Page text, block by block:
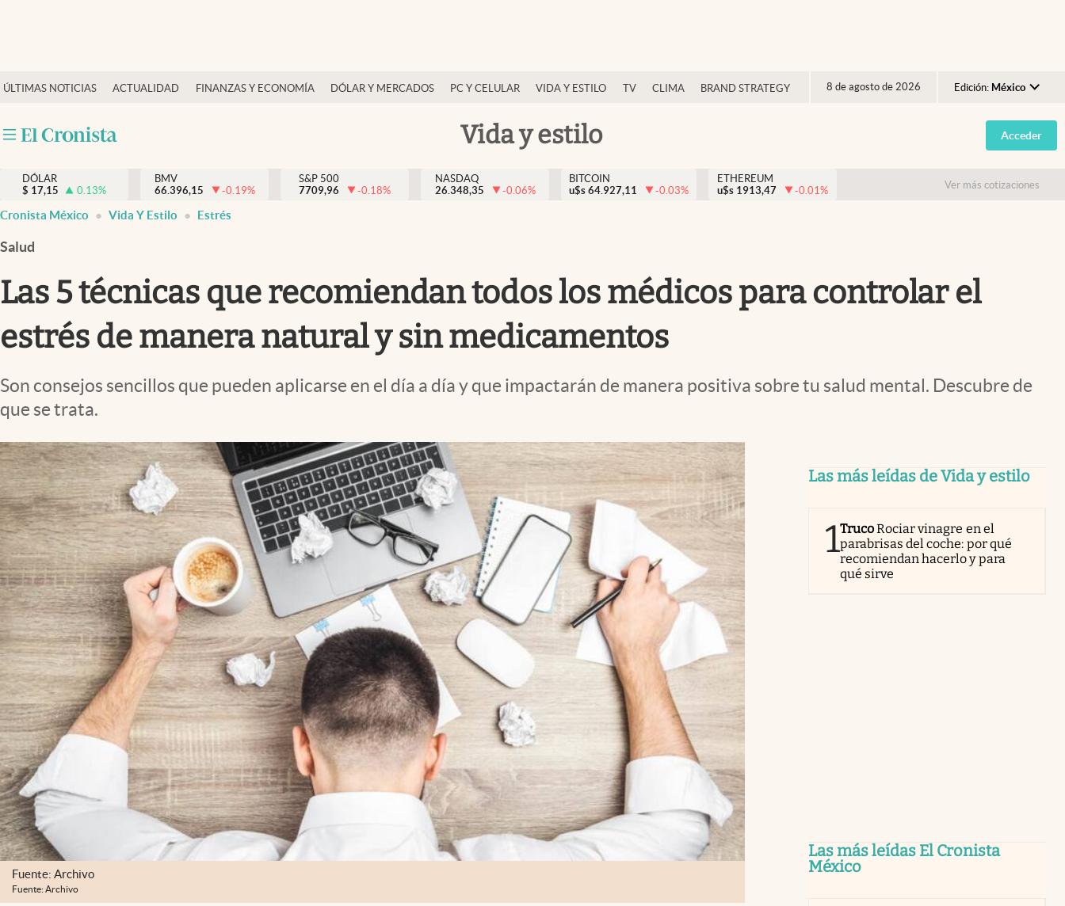
ÚLTIMAS NOTICIAS ACTUALIDAD FINANZAS Y ECONOMÍA DÓLAR Y MERCADOS PC Y CELULAR VIDA Y ESTILO TV CLIMA BRAND STRATEGY 8 de agosto de 2026 Edición: México
Argentina
España
USA
Vida y estilo
Actualidad
Internacionales
Opinión
Brand Strategy
Vida y estilo
Tv
Espiritualidad
abre en nueva pestaña
Acceder
DÓLAR
$ 17,15 0.13%
BMV
66.396,15
-0.19%
S&P 500
7709,96
-0.18%
NASDAQ
26.348,35
-0.06%
BITCOIN
u$s 64.927,11 -0.03%
ETHEREUM
u$s 1913,47 -0.01% Ver más cotizaciones
Cronista México Vida Y Estilo Estrés
Salud
Las 5 técnicas que recomiendan todos los médicos para controlar el
estrés de manera natural y sin medicamentos
Son consejos sencillos que pueden aplicarse en el día a día y que impactarán de manera positiva sobre tu salud mental. Descubre de
que se trata.
Fuente: Archivo
Fuente: Archivo
Las más leídas de Vida y estilo
1TrucoRociar vinagre en el
parabrisas del coche: por qué
recomiendan hacerlo y para
qué sirve
Las más leídas El Cronista
México